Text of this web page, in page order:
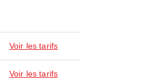
Voir les tarifs
Voir les tarifs